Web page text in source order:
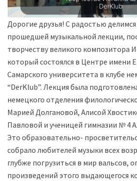
Дорогие друзья! С радостью
прошедшей музыкальной лекции,
творчеству великого композитора
который состоялся в Центре имени
Самарского университета в клубе
“DerKlub”. Лекция была
немецкого отделения
Марией Долгановой, Алисой
Павловой и ученицей гимназии № 4
Это образовательно-
собрало любителей музыки всех
глубже погрузиться в мир вальсов,
произведений этого выдающегося